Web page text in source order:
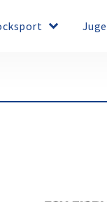
keyboard_arrow_down